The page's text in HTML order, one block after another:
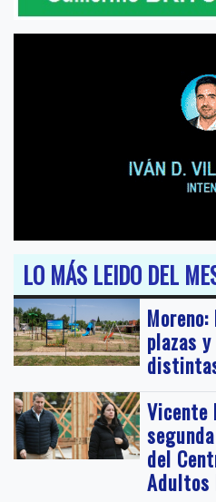
LO MÁS LEIDO DEL
plazas
Vicente
del
Adultos